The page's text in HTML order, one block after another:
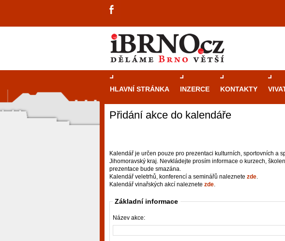
HLAVNÍ STRÁNKA INZERCE KONTAKTY
Přidání akce do kalendáře
Kalendář je určen pouze pro prezentaci kulturních, sportovních a
Jihomoravský kraj. Nevkládejte prosím informace o kurzech,
prezentace bude smazána.
Kalendář veletrhů, konferencí a seminářů naleznete zde.
Kalendář vinařských akcí naleznete zde.
Základní informace
Název akce:
Brno je
restaurace,
místem, kde
rulety až po
návštěvníky, tak pro příležitostné hráče. V...